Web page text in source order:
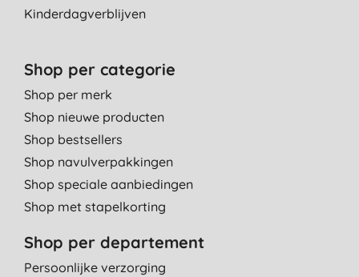
Kinderdagverblijven
Shop per categorie
Shop per merk
Shop nieuwe producten
Shop bestsellers
Shop navulverpakkingen
Shop speciale aanbiedingen
Shop met stapelkorting
Shop per departement
Persoonlijke verzorging